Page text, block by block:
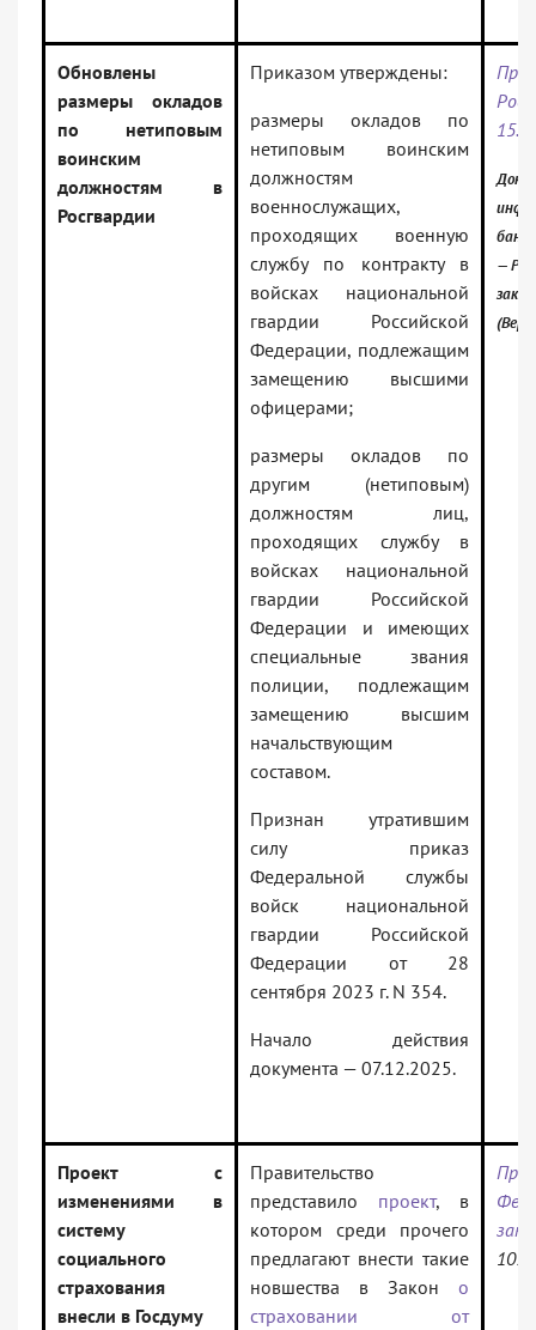
Обновлены
размеры окладов
по нетиповым
воинским
должностям в
Росгвардии
Приказом утверждены:
размеры окладов по
нетиповым воинским
должностям
военнослужащих,
проходящих военную
службу по контракту в
войсках национальной
гвардии Российской
Федерации, подлежащим
замещению высшими
офицерами;
размеры окладов по
другим (нетиповым)
должностям лиц,
проходящих службу в
войсках национальной
гвардии Российской
Федерации и имеющих
специальные звания
полиции, подлежащим
замещению высшим
начальствующим
составом.
Признан утратившим
силу приказ
Федеральной службы
войск национальной
гвардии Российской
Федерации от 28
сентября 2023 г. N 354.
Начало действия
документа — 07.12.2025.
банк:
—
Проект с
изменениями в
систему
социального
страхования
внесли в Госдуму
Правительство
представило проект, в
котором среди прочего
предлагают внести такие
новшества в Закон о
страховании от